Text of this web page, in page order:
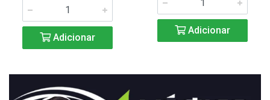
Adicionar
Adicionar